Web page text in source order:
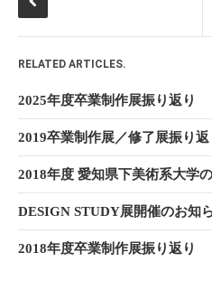
RELATED ARTICLES.
2025年度卒業制作展振り返り
2019卒業制作展／修了展振り返
2018年度 愛知県下美術系大学
DESIGN STUDY展開催のお知
2018年度卒業制作展振り返り